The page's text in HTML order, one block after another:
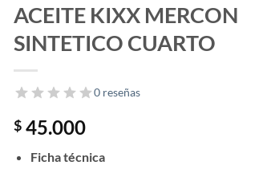
ACEITE KIXX MERCON
SINTETICO CUARTO
0 reseñas
$ 45.000
Ficha técnica